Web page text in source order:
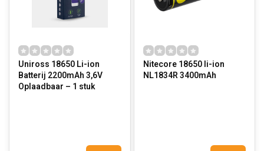
Uniross 18650 Li-ion
Batterij 2200mAh 3,6V
Oplaadbaar – 1 stuk
Nitecore 18650 li-ion
NL1834R 3400mAh